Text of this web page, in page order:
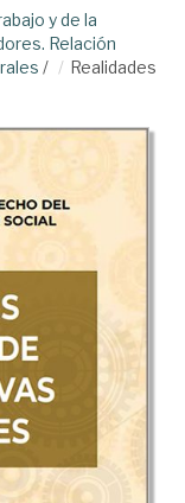
y de la
Relación
/
Realidades